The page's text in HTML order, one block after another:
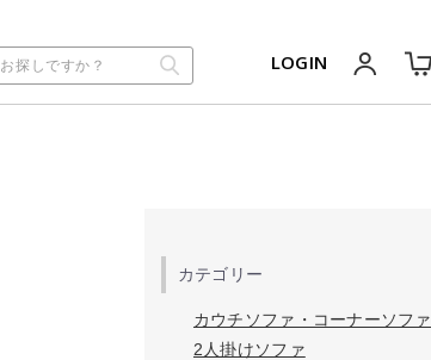
LOGIN
カテゴリー
カウチソファ・コーナーソファ
2人掛けソファ